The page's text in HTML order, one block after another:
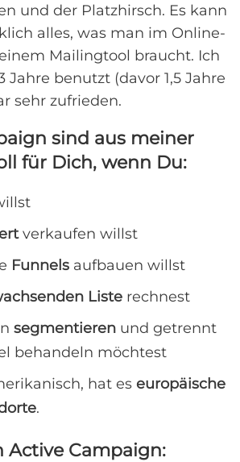
und der Platzhirsch. Es kann
alles, was man im Online-
Mailingtool braucht. Ich
Jahre benutzt (davor 1,5 Jahre
sehr zufrieden.
sind aus meiner
für Dich, wenn Du:
verkaufen willst
Funnels aufbauen willst
Liste rechnest
segmentieren und getrennt
behandeln möchtest
hat eseuropäische
.
Active Campaign: